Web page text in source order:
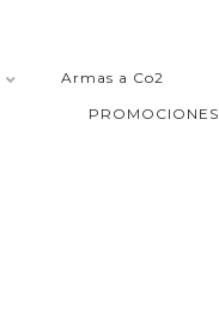
Armas a Co2
PROMOCIONES